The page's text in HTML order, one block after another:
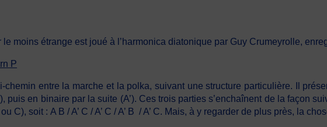
moins étrange est joué à l’harmonica diatonique par Guy Crumeyrolle,
P
chemin entre la marche et la polka, suivant une structure particulière. Il
puis en binaire par la suite (A’). Ces trois parties s’enchaînent de la façon
C), soit : A B / A’ C / A’ C / A’ B / A’ C. Mais, à y regarder de plus près, la